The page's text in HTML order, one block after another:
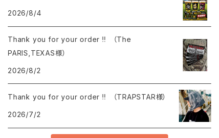
2026/8/4
Thank you for your order !! （The
PARIS,TEXAS様）
2026/8/2
Thank you for your order !! （TRAPSTAR様）
2026/7/2